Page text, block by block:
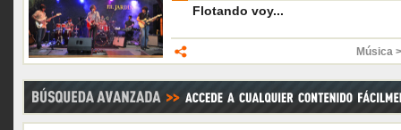
Flotando voy...
Música